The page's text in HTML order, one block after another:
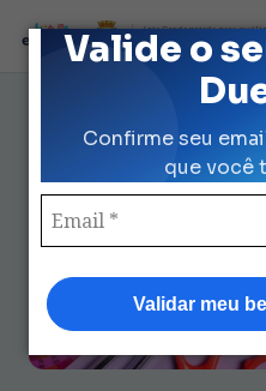
Valide o
Confirme seu
que você
Validar meu
Loja Credenciada para
e Kit Escolar da Prefeitura
Kit Caderno
para